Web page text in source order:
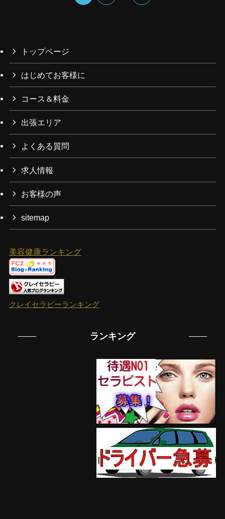
トップページ
はじめてお客様に
コース＆料金
出張エリア
よくある質問
求人情報
お客様の声
sitemap
美容健康ランキング
クレイセラピーランキング
ランキング